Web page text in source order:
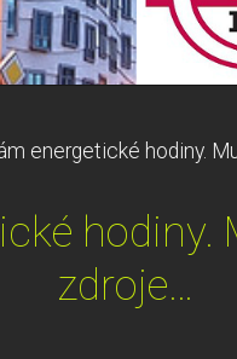
energetické hodiny.
hodiny.
zdroje…